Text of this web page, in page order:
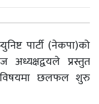
पार्टी (नेकपा)को
प्रस्तुत
विषयमा छलफल शुरु